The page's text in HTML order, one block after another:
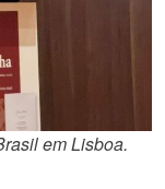
em Lisboa.